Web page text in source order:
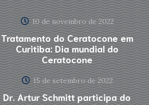
10 de novembro de 2022
Tratamento do Ceratocone em
Curitiba: Dia mundial do
Ceratocone
15 de setembro de 2022
Dr. Artur Schmitt participa do